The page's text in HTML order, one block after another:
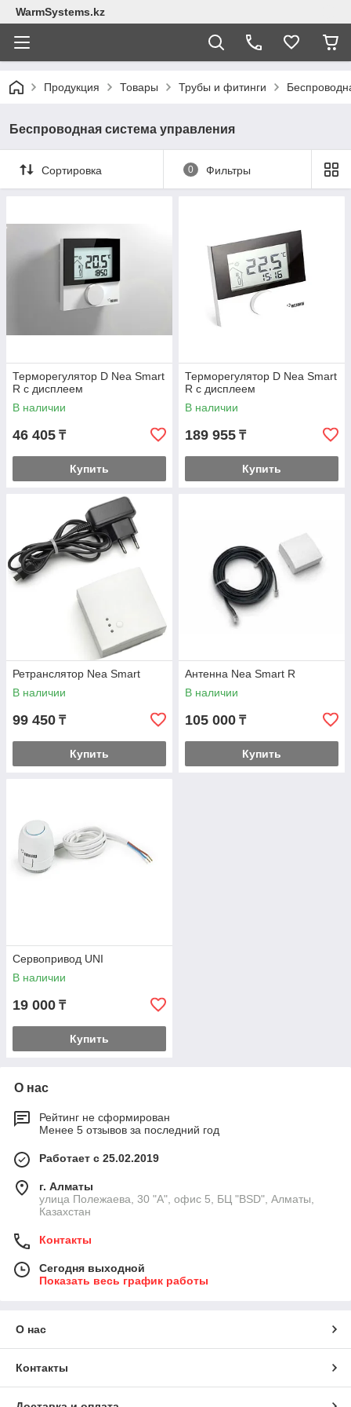
WarmSystems.kz
Продукция Товары Трубы и фитинги
Беспроводная система управления
Сортировка 0 Фильтры
Терморегулятор D Nea Smart
R с дисплеем
В наличии
46 405 ₸
Купить
Терморегулятор D Nea Smart
R с дисплеем
В наличии
189 955 ₸
Купить
Ретранслятор Nea Smart
В наличии
99 450 ₸
Купить
Антенна Nea Smart R
В наличии
105 000 ₸
Купить
Сервопривод UNI
В наличии
19 000 ₸
Купить
О нас
Рейтинг не сформирован
Менее 5 отзывов за последний год
Работает с 25.02.2019
г. Алматы
улица Полежаева, 30 "А", офис 5, БЦ "BSD", Алматы,
Казахстан
Контакты
Сегодня выходной
Показать весь график работы
О нас
Контакты